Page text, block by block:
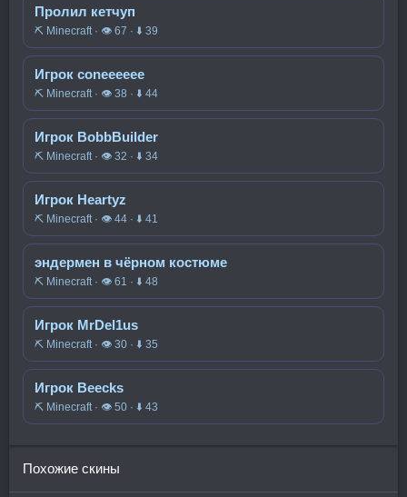
Пролил кетчуп
⛏️ Minecraft · 👁 67 · ⬇ 39
Игрок coneeeeee
⛏️ Minecraft · 👁 38 · ⬇ 44
Игрок BobbBuilder
⛏️ Minecraft · 👁 32 · ⬇ 34
Игрок Heartyz
⛏️ Minecraft · 👁 44 · ⬇ 41
эндермен в чёрном костюме
⛏️ Minecraft · 👁 61 · ⬇ 48
Игрок MrDel1us
⛏️ Minecraft · 👁 30 · ⬇ 35
Игрок Beecks
⛏️ Minecraft · 👁 50 · ⬇ 43
Похожие скины